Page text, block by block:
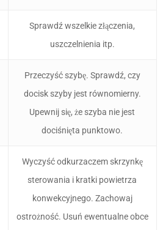
Sprawdź wszelkie złączenia,
uszczelnienia itp.
Przeczyść szybę. Sprawdź, czy
docisk szyby jest równomierny.
Upewnij się, że szyba nie jest
dociśnięta punktowo.
Wyczyść odkurzaczem skrzynkę
sterowania i kratki powietrza
konwekcyjnego. Zachowaj
ostrożność. Usuń ewentualne obce